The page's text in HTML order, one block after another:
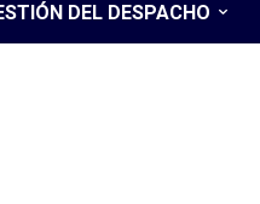
DEL DESPACHO